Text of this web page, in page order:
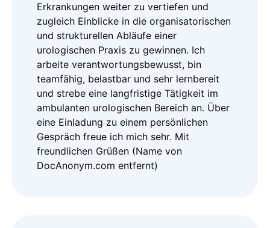
Erkrankungen weiter zu vertiefen und
zugleich Einblicke in die organisatorischen
und strukturellen Abläufe einer
urologischen Praxis zu gewinnen. Ich
arbeite verantwortungsbewusst, bin
teamfähig, belastbar und sehr lernbereit
und strebe eine langfristige Tätigkeit im
ambulanten urologischen Bereich an. Über
eine Einladung zu einem persönlichen
Gespräch freue ich mich sehr. Mit
freundlichen Grüßen (Name von
DocAnonym.com entfernt)